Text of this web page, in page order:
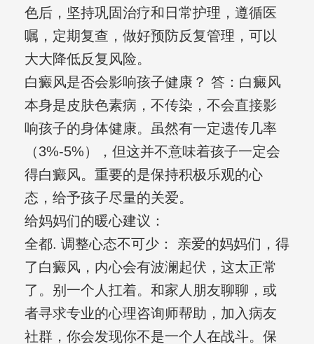
色后，坚持巩固治疗和日常护理，遵循医
嘱，定期复查，做好预防反复管理，可以
大大降低反复风险。
白癜风是否会影响孩子健康？ 答：白癜风
本身是皮肤色素病，不传染，不会直接影
响孩子的身体健康。虽然有一定遗传几率
（3%-5%），但这并不意味着孩子一定会
得白癜风。重要的是保持积极乐观的心
态，给予孩子尽量的关爱。
给妈妈们的暖心建议：
全都. 调整心态不可少： 亲爱的妈妈们，得
了白癜风，内心会有波澜起伏，这太正常
了。别一个人扛着。和家人朋友聊聊，或
者寻求专业的心理咨询师帮助，加入病友
社群，你会发现你不是一个人在战斗。保